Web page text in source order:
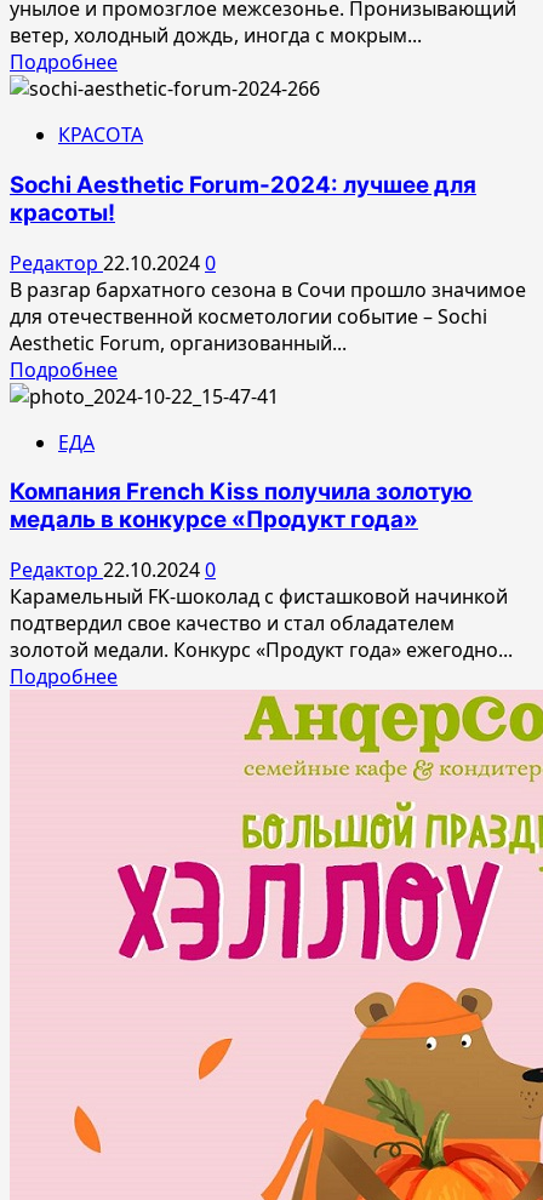
унылое и промозглое межсезонье. Пронизывающий
ветер, холодный дождь, иногда с мокрым...
ПодробнееПрочитать
больше
Салон
Очищение
в
осенний
период
КРАСОТА
Sochi Aesthetic Forum-2024: лучшее для
красоты!
Редактор 22.10.20240
В разгар бархатного сезона в Сочи прошло значимое
для отечественной косметологии событие – Sochi
Aesthetic Forum, организованный...
ПодробнееПрочитать
больше
Forum-
2024:
для
красоты!
ЕДА
Компания French Kiss получила золотую
медаль в конкурсе «Продукт года»
Редактор 22.10.20240
Карамельный FK-шоколад с фисташковой начинкой
подтвердил свое качество и стал обладателем
золотой медали. Конкурс «Продукт года» ежегодно...
ПодробнееПрочитать
золотую
медаль
конкурсе
«Продукт